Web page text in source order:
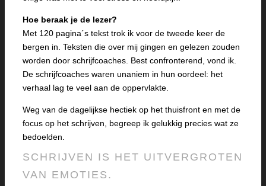
Hoe beraak je de lezer?
Met 120 pagina´s tekst trok ik voor de tweede keer de
bergen in. Teksten die over mij gingen en gelezen zouden
worden door schrijfcoaches. Best confronterend, vond ik.
De schrijfcoaches waren unaniem in hun oordeel: het
verhaal lag te veel aan de oppervlakte.
Weg van de dagelijkse hectiek op het thuisfront en met de
focus op het schrijven, begreep ik gelukkig precies wat ze
bedoelden.
SCHRIJVEN IS HET UITVERGROTEN
VAN EMOTIES.